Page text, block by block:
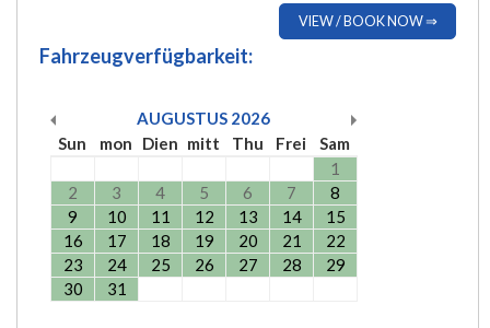
VIEW / BOOK NOW ⇒
Fahrzeugverfügbarkeit:
AUGUSTUS 2026
Sun
mon Dien mitt Thu Frei
Sam
1
2
3 4 5 6 7
8
9
10 11 12 13 14
15
16
17 18 19 20 21
22
23
24 25 26 27 28
29
30
31